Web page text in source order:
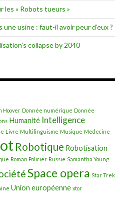
les « Robots tueurs »
usine : faut-il avoir peur d’eux ?
collapse by 2040
Hoover Donnée numérique Donnée
Humanité Intelligence
Livre Multilinguisme Musique Médecine
Robotique Robotisation
Roman Policier Russie Samantha Young
Space opera Star Trek
Union européenne xtor